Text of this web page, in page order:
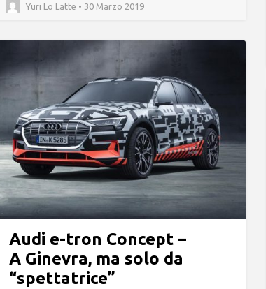
Yuri Lo Latte • 30 Marzo 2019
Audi e-tron Concept –
A Ginevra, ma solo da
“spettatrice”